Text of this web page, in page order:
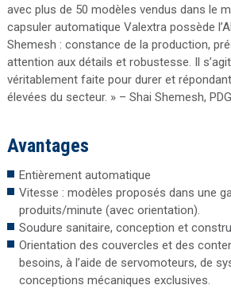
avec plus de 50 modèles vendus dans le
capsuler automatique Valextra possède
Shemesh : constance de la production,
attention aux détails et robustesse. Il
véritablement faite pour durer et
élevées du secteur. » – Shai Shemesh, PDG
Avantages
Entièrement automatique
Vitesse : modèles proposés dans une
produits/minute (avec orientation).
Soudure sanitaire, conception et
Orientation des couvercles et des
besoins, à l’aide de servomoteurs, de
conceptions mécaniques exclusives.